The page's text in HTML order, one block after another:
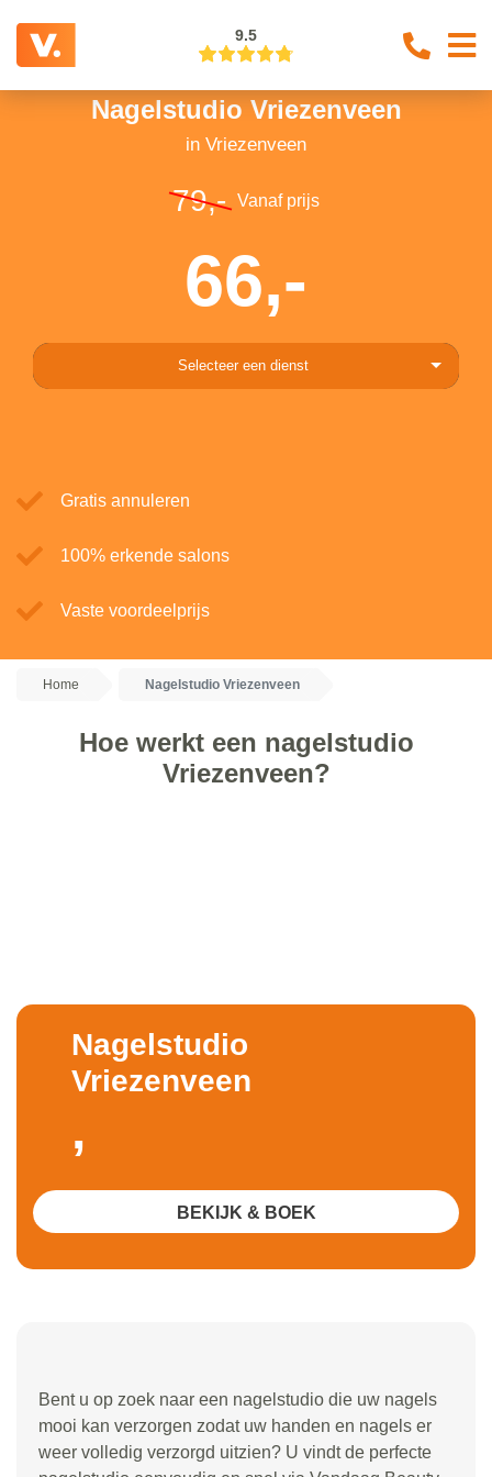
9.5
Nagelstudio Vriezenveen
in Vriezenveen
79,- Vanaf prijs
66,-
Selecteer een dienst
Gratis annuleren
100% erkende salons
Vaste voordeelprijs
Home Nagelstudio Vriezenveen
Hoe werkt een nagelstudio
Vriezenveen?
Bent u op zoek naar een nagelstudio die uw nagels
mooi kan verzorgen zodat uw handen en nagels er
weer volledig verzorgd uitzien? U vindt de perfecte
Nagelstudio
Vriezenveen
,
BEKIJK & BOEK